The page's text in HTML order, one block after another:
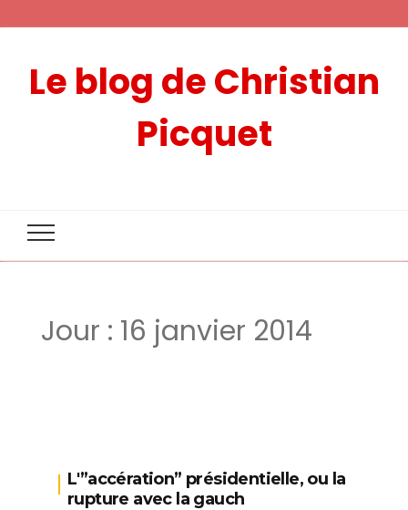
Le blog de Christian
Picquet
Jour : 16 janvier 2014
L'”accération” présidentielle, ou la
rupture avec la gauch